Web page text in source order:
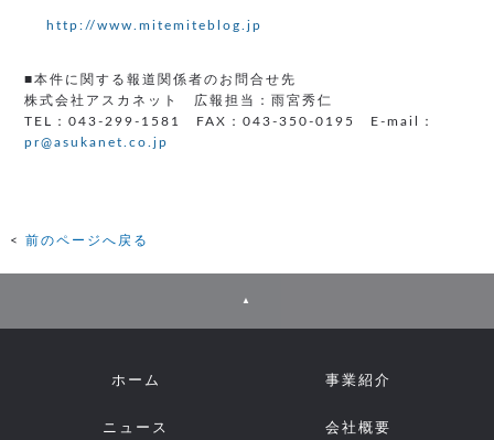
http://www.mitemiteblog.jp
■本件に関する報道関係者のお問合せ先
株式会社アスカネット 広報担当：雨宮秀仁
TEL：043-299-1581 FAX：043-350-0195 E-mail：
pr@asukanet.co.jp
前のページへ戻る
▲
ホーム 事業紹介
ニュース 会社概要